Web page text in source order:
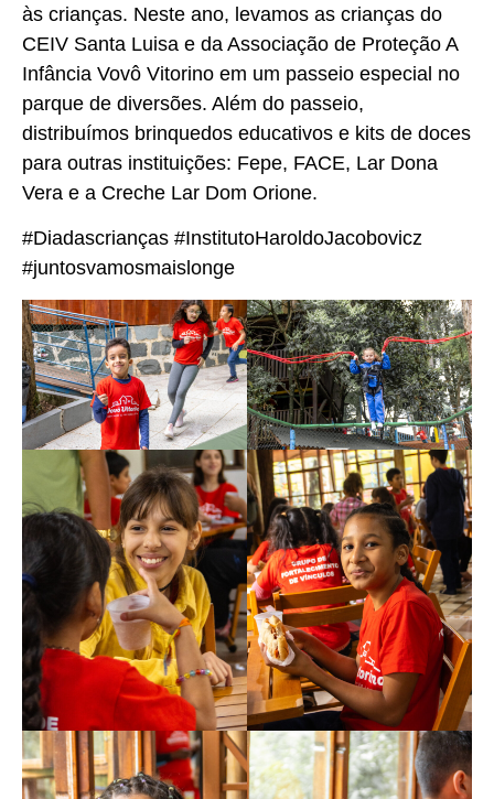
às crianças. Neste ano, levamos as crianças do
CEIV Santa Luisa e da Associação de Proteção A
Infância Vovô Vitorino em um passeio especial no
parque de diversões. Além do passeio,
distribuímos brinquedos educativos e kits de doces
para outras instituições: Fepe, FACE, Lar Dona
Vera e a Creche Lar Dom Orione.
#Diadascrianças #InstitutoHaroldoJacobovicz
#juntosvamosmaislonge